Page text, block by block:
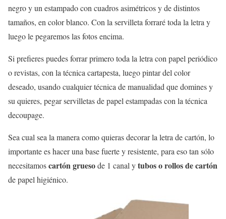
negro y un estampado con cuadros asimétricos y de distintos
tamaños, en color blanco. Con la servilleta forraré toda la letra y
luego le pegaremos las fotos encima.
Si prefieres puedes forrar primero toda la letra con papel periódico
o revistas, con la técnica cartapesta, luego pintar del color
deseado, usando cualquier técnica de manualidad que domines y
su quieres, pegar servilletas de papel estampadas con la técnica
decoupage.
Sea cual sea la manera como quieras decorar la letra de cartón, lo
importante es hacer una base fuerte y resistente, para eso tan sólo
necesitamoscartón gruesode 1 canal ytubos o rollos de cartón
de papel higiénico.